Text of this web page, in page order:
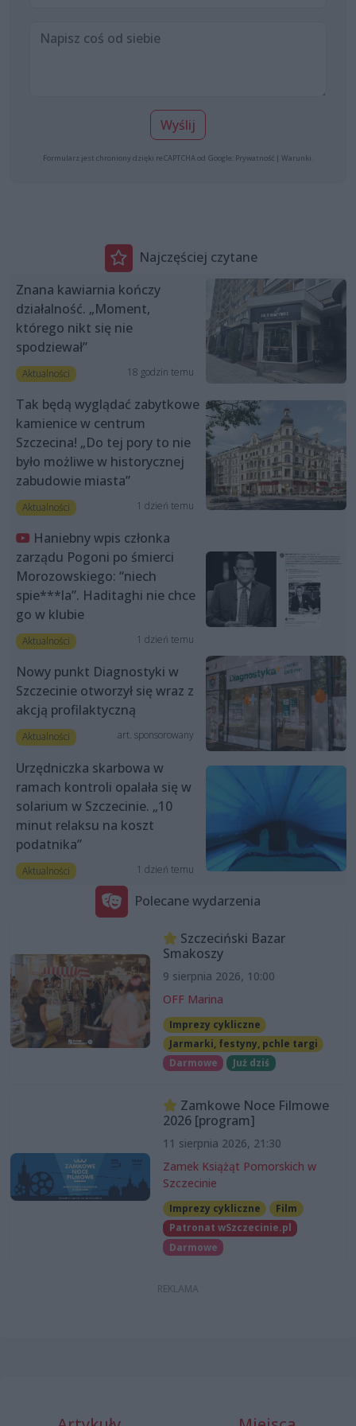
Wyślij
Formularz jest chroniony dzięki reCAPTCHA od Google: Prywatność | Warunki
Najczęściej czytane
Znana kawiarnia kończy
działalność. „Moment,
którego nikt się nie
spodziewał”
Aktualności 18 godzin temu
Tak będą wyglądać zabytkowe
kamienice w centrum
Szczecina! „Do tej pory to nie
było możliwe w historycznej
zabudowie miasta”
Aktualności 1 dzień temu
Haniebny wpis członka
zarządu Pogoni po śmierci
Morozowskiego: “niech
spie***la”. Haditaghi nie chce
go w klubie
Aktualności 1 dzień temu
Nowy punkt Diagnostyki w
Szczecinie otworzył się wraz z
akcją profilaktyczną
Aktualności art. sponsorowany
Urzędniczka skarbowa w
ramach kontroli opalała się w
solarium w Szczecinie. „10
minut relaksu na koszt
podatnika”
Aktualności 1 dzień temu
Polecane wydarzenia
Szczeciński Bazar
Smakoszy
9 sierpnia 2026, 10:00
OFF Marina
Imprezy cykliczne
Jarmarki, festyny, pchle targi
Darmowe
Już dziś
Zamkowe Noce Filmowe
2026 [program]
11 sierpnia 2026, 21:30
Zamek Książąt Pomorskich w
Szczecinie
Imprezy cykliczne
Film
Patronat wSzczecinie.pl
Darmowe